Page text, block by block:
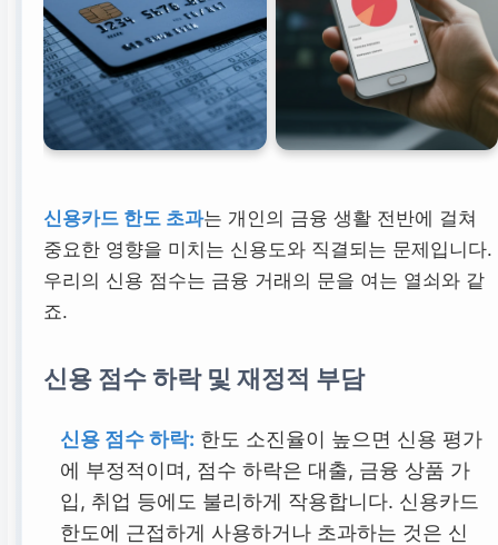
신용카드 한도 초과는 개인의 금융 생활 전반에 걸쳐
중요한 영향을 미치는 신용도와 직결되는 문제입니다.
우리의 신용 점수는 금융 거래의 문을 여는 열쇠와 같
죠.
신용 점수 하락 및 재정적 부담
신용 점수 하락: 한도 소진율이 높으면 신용 평가
에 부정적이며, 점수 하락은 대출, 금융 상품 가
입, 취업 등에도 불리하게 작용합니다. 신용카드
한도에 근접하게 사용하거나 초과하는 것은 신